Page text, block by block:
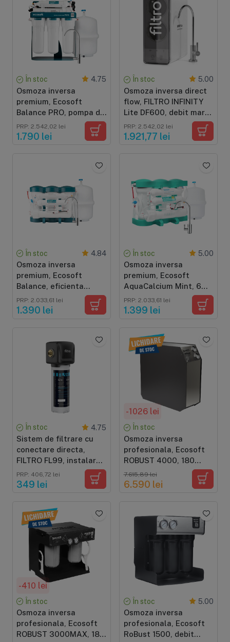
În stoc 4.75
Osmoza inversa
premium, Ecosoft
Balance PRO, pompa de
presiune, cadru metalic,
6 stadii, 75 GPD,
PRP: 2.542,02 lei
1.790 lei
În stoc 5.00
Osmoza inversa direct
flow, FILTRO INFINITY
Lite DF600, debit mare
de 600GPD, fara bazin,
pompa booster, cartuse
cu sistem twist
PRP: 2.542,02 lei
1.921,77 lei
În stoc 4.84
Osmoza inversa
premium, Ecosoft
Balance, eficienta
ridicata, 6 stadii, 75
GPD, remineralizare cu
PRP: 2.033,61 lei
1.390 lei
În stoc 5.00
Osmoza inversa
premium, Ecosoft
AquaCalcium Mint, 6
stadii, eficienta
ridicata, remineralizare
PRP: 2.033,61 lei
1.399 lei
În stoc 4.75
Sistem de filtrare cu
conectare directa,
FILTRO FL99, instalare
sub chiuveta
PRP: 406,72 lei
349 lei
-1026 lei
În stoc
Osmoza inversa
profesionala, Ecosoft
ROBUST 4000, 180
litri/ora, membrane de 2
x 500 GPD
7.615,89 lei
6.590 lei
-410 lei
În stoc
Osmoza inversa
profesionala, Ecosoft
ROBUST 3000MAX, 180
În stoc 5.00
Osmoza inversa
profesionala, Ecosoft
RoBust 1500, debit